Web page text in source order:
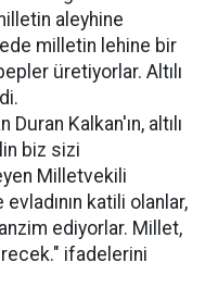
aleyhine
milletin lehine bir
üretiyorlar. Altılı
Kalkan'ın, altılı
biz sizi
Milletvekili
katili olanlar,
ediyorlar. Millet,
ifadelerini